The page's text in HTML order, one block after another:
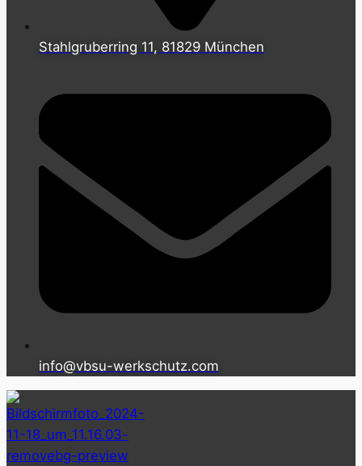
Stahlgruberring 11, 81829 München
info@vbsu-werkschutz.com